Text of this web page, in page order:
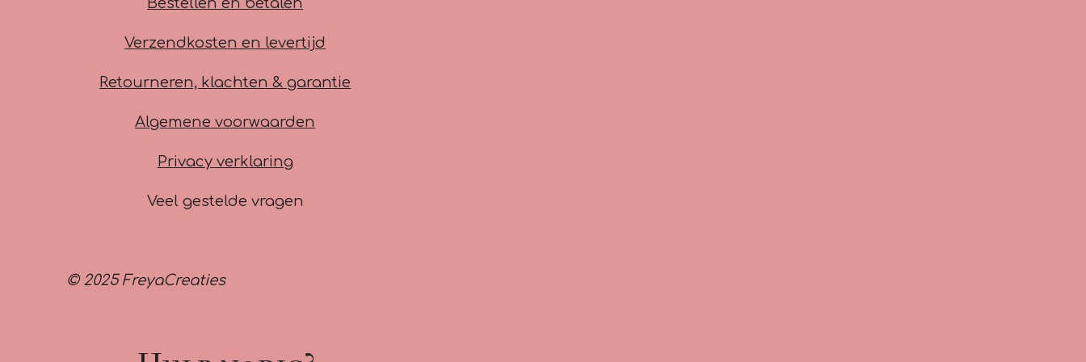
Bestellen en betalen
Verzendkosten en levertijd
Retourneren, klachten & garantie
Algemene voorwaarden
Privacy verklaring
Veel gestelde vragen
© 2025 FreyaCreaties